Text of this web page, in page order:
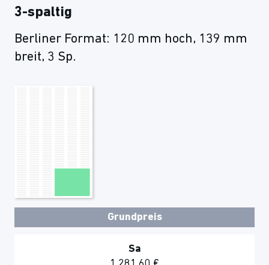
3-spaltig
Berliner Format: 120 mm hoch, 139 mm
breit, 3 Sp.
Grundpreis
Sa